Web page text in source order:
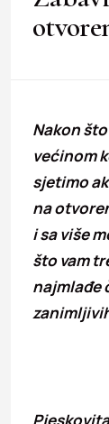
Nakon
većinom
sjetimo
na
i sa više
što vam
najmlađe